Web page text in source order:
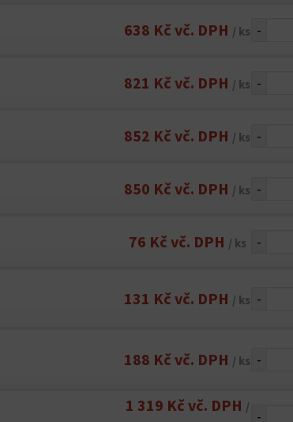
638 Kč vč. DPH / ks -
821 Kč vč. DPH / ks -
852 Kč vč. DPH / ks -
850 Kč vč. DPH / ks -
76 Kč vč. DPH / ks -
131 Kč vč. DPH / ks -
188 Kč vč. DPH / ks -
1 319 Kč vč. DPH /
-